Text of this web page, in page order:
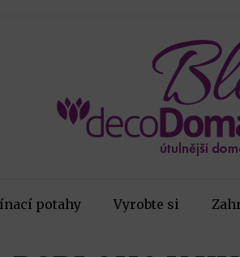
potahy Vyrobte si